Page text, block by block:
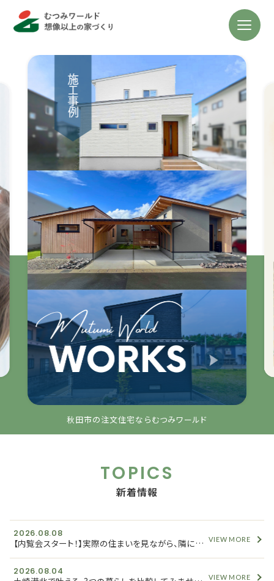
秋田市の注文住宅ならむつみワールド
TOPICS
新着情報
2026.08.08
【内覧会スタート！】実際の住まいを見ながら、隣に建つ「新築分譲住宅」の情報もご紹介します！ VIEW MORE
2026.08.04
VIEW MORE